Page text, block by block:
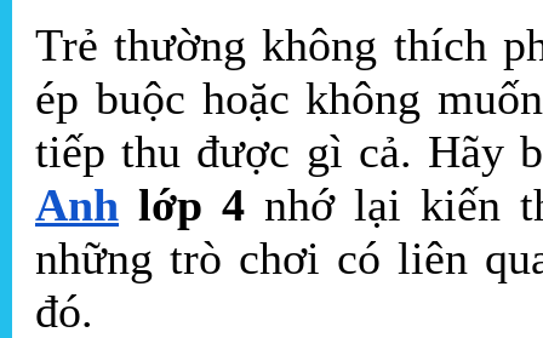
Trẻ thường không thích
ép buộc hoặc không
tiếp thu được gì cả. Hãy
Anh lớp 4nhớ lại kiến
những trò chơi có liên
đó.